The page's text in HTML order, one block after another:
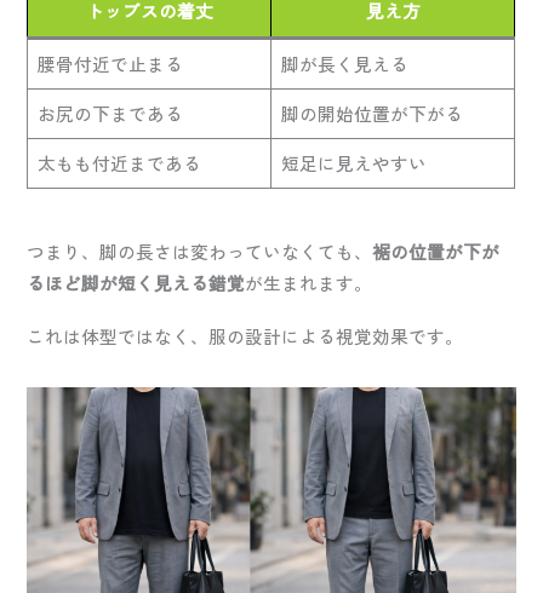
トップスの着丈 見え方
腰骨付近で止まる
脚が長く見える
お尻の下まである
脚の開始位置が下がる
太もも付近まである
短足に見えやすい
つまり、脚の長さは変わっていなくても、裾の位置が下が
るほど脚が短く見える錯覚が生まれます。
これは体型ではなく、服の設計による視覚効果です。